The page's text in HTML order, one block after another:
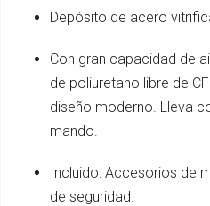
Depósito de acero
Con gran capacidad de
de poliuretano libre de
diseño moderno. Lleva
mando.
Incluido: Accesorios de
de seguridad.